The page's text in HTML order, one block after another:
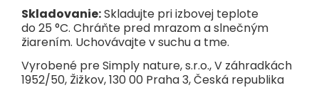
Skladovanie:Skladujte pri izbovej teplote
do 25 °C. Chráňte pred mrazom a slnečným
žiarením. Uchovávajte v suchu a tme.
Vyrobené pre Simply nature, s.r.o., V záhradkách
1952/50, Žižkov, 130 00 Praha 3, Česká republika